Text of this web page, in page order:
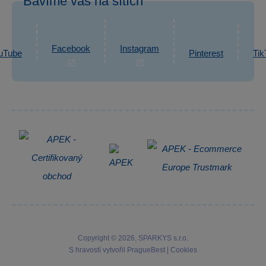
Reklamace
Informace o zpracování osobních údajů
eshop@sparkys.cz
Napsat zprávu
Facebook Instagram Pinterest
Copyright © 2026, SPARKYS s.r.o.
S hravostí vytvořil
PragueBest Cookies